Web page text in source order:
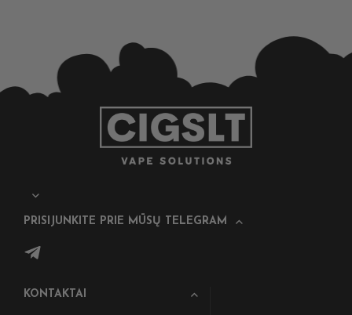
PRISIJUNKITE PRIE MŪSŲ TELEGRAM
KONTAKTAI